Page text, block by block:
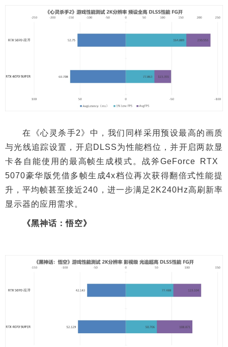
在《心灵杀手2》中，我们同样采用预设最高的画质
与光线追踪设置，开启DLSS为性能档位，并开启两款显
卡各自能使用的最高帧生成模式。战斧GeForce RTX
5070豪华版凭借多帧生成4x档位再次获得翻倍式性能提
升，平均帧甚至接近240，进一步满足2K240Hz高刷新率
显示器的应用需求。
《黑神话：悟空》